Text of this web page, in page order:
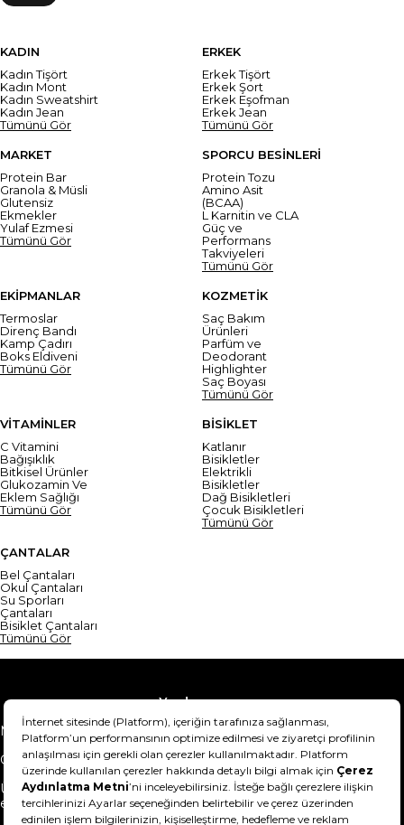
KADIN
Kadın Tişört
Kadın Mont
Kadın Sweatshirt
Kadın Jean
Tümünü Gör
ERKEK
Erkek Tişört
Erkek Şort
Erkek Eşofman
Erkek Jean
Tümünü Gör
MARKET
Protein Bar
Granola & Müsli
Glutensiz
Ekmekler
Yulaf Ezmesi
Tümünü Gör
SPORCU BESİNLERİ
Protein Tozu
Amino Asit
(BCAA)
L Karnitin ve CLA
Güç ve
Performans
Takviyeleri
Tümünü Gör
EKİPMANLAR
Termoslar
Direnç Bandı
Kamp Çadırı
Boks Eldiveni
Tümünü Gör
KOZMETİK
Saç Bakım
Ürünleri
Parfüm ve
Deodorant
Highlighter
Saç Boyası
Tümünü Gör
VİTAMİNLER
C Vitamini
Bağışıklık
Bitkisel Ürünler
Glukozamin Ve
Eklem Sağlığı
Tümünü Gör
BİSİKLET
Katlanır
Bisikletler
Elektrikli
Bisikletler
Dağ Bisikletleri
Çocuk Bisikletleri
Tümünü Gör
ÇANTALAR
Bel Çantaları
Okul Çantaları
Su Sporları
Çantaları
Bisiklet Çantaları
Tümünü Gör
Yardım
Mesafeli Satış Sözleşmesi
Teslimat Bilgisi
Gizlilik Sözleşmesi
Şartlar & Koşullar
Ürünümü nasıl iade
edebilirim?
Hakkımızda